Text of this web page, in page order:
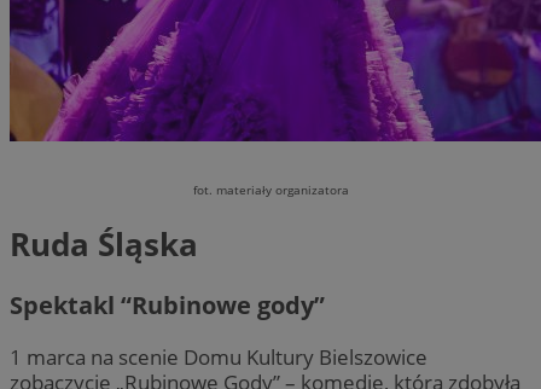
fot. materiały organizatora
Ruda Śląska
Spektakl “Rubinowe gody”
1 marca na scenie Domu Kultury Bielszowice
zobaczycie „Rubinowe Gody” – komedię, która zdobyła